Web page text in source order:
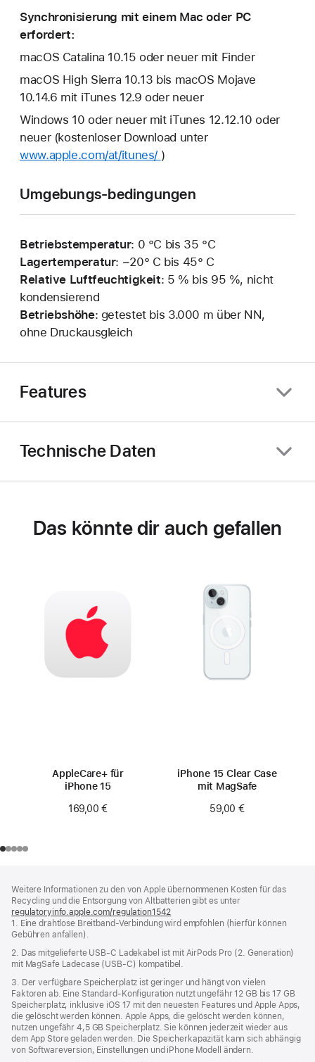
Synchronisierung mit einem Mac oder PC
erfordert:
macOS Catalina 10.15 oder neuer mit Finder
macOS High Sierra 10.13 bis macOS Mojave
10.14.6 mit iTunes 12.9 oder neuer
Windows 10 oder neuer mit iTunes 12.12.10 oder
neuer (kostenloser Download unter
www.apple.com/at/itunes/ )
Umgebungs-bedingungen
Betriebstemperatur: 0 °C bis 35 °C
Lagertemperatur: −20° C bis 45° C
Relative Luftfeuchtigkeit: 5 % bis 95 %, nicht
kondensierend
Betriebshöhe: getestet bis 3.000 m über NN,
ohne Druckausgleich
Features
Technische Daten
Das könnte dir auch gefallen
AppleCare+ für
iPhone 15
169,00 €
iPhone 15 Clear Case
mit MagSafe
59,00 €
Weitere Informationen zu den von Apple übernommenen Kosten für das
Recycling und die Entsorgung von Altbatterien gibt es unter
regulatoryinfo.apple.com/regulation1542
ein
1. Eine drahtlose Breitband-Verbindung wird empfohlen (hierfür können
Gebühren anfallen).
2. Das mitgelieferte USB‑C Ladekabel ist mit AirPods Pro (2. Generation)
mit MagSafe Ladecase (USB‑C) kompatibel.
3. Der verfügbare Speicherplatz ist geringer und hängt von vielen
Faktoren ab. Eine Standard-Konfiguration nutzt ungefähr 12 GB bis 17 GB
Speicherplatz, inklusive iOS 17 mit den neuesten Features und Apple Apps,
die gelöscht werden können. Apple Apps, die gelöscht werden können,
nutzen ungefähr 4,5 GB Speicher­platz. Sie können jederzeit wieder aus
dem App Store geladen werden. Die Speicherkapazität kann sich abhängig
von Softwareversion, Einstellungen und iPhone Modell ändern.